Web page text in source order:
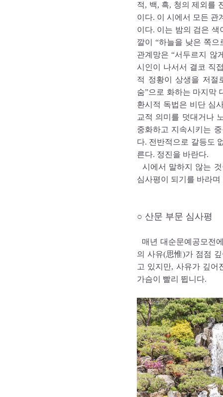
적, 백, 흑, 청의 제외를
이다. 이 시에서 모든 관
이다. 이는 밤의 검은 색
깔이 “하늘을 낮은 쪽
관계망은 “서두르지 않
시인이 나서서 결코 직
적 정황이 상생을 저절
숨”으로 화하는 마지막
환시적 독법은 비단 심
교적 의미를 덧대거나
중화하고 지속시키는
다. 전반적으로 갈등도
른다. 정진을 바란다.
시에서 말하지 않는
심사평이 되기를 바라며
○ 산문 부문 심사평
매년 대순문예공모전
의 사유(思惟)가 점점
고 있지만, 사유가 깊어
가슴이 빨리 뜁니다.